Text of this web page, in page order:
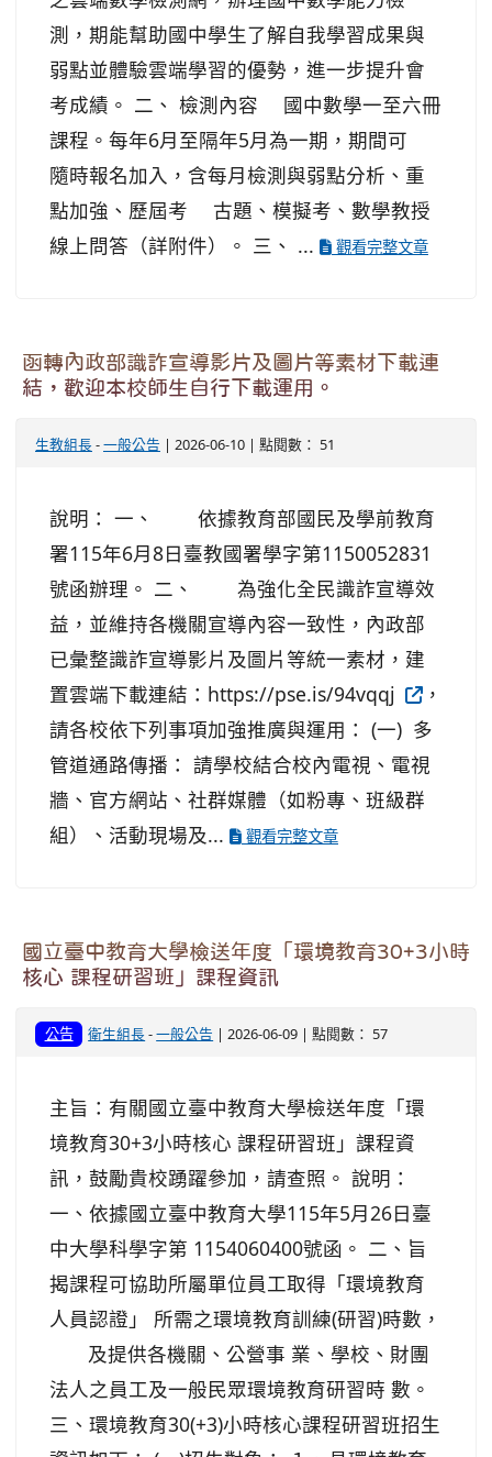
測，期能幫助國中學生了解自我學習成果與
弱點並體驗雲端學習的優勢，進一步提升會
考成績。 二、 檢測內容 國中數學一至六冊
課程。每年6月至隔年5月為一期，期間可
隨時報名加入，含每月檢測與弱點分析、重
點加強、歷屆考 古題、模擬考、數學教授
線上問答（詳附件）。 三、 ...
觀看完整文章
函轉內政部識詐宣導影片及圖片等素材下載連
結，歡迎本校師生自行下載運用。
生教組長-一般公告 | 2026-06-10 | 點閱數： 51
說明： 一、 依據教育部國民及學前教育
署115年6月8日臺教國署學字第1150052831
號函辦理。 二、 為強化全民識詐宣導效
益，並維持各機關宣導內容一致性，內政部
已彙整識詐宣導影片及圖片等統一素材，建
置雲端下載連結：https://pse.is/94vqqj
，
請各校依下列事項加強推廣與運用： (一) 多
管道通路傳播： 請學校結合校內電視、電視
牆、官方網站、社群媒體（如粉專、班級群
組）、活動現場及...
觀看完整文章
國立臺中教育大學檢送年度「環境教育30+3小時
核心 課程研習班」課程資訊
公告 衛生組長-一般公告 | 2026-06-09 | 點閱數： 57
主旨：有關國立臺中教育大學檢送年度「環
境教育30+3小時核心 課程研習班」課程資
訊，鼓勵貴校踴躍參加，請查照。 說明：
一、依據國立臺中教育大學115年5月26日臺
中大學科學字第 1154060400號函。 二、旨
揭課程可協助所屬單位員工取得「環境教育
人員認證」 所需之環境教育訓練(研習)時數，
及提供各機關、公營事 業、學校、財團
法人之員工及一般民眾環境教育研習時 數。
三、環境教育30(+3)小時核心課程研習班招生